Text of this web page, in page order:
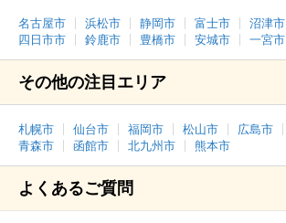
名古屋市 浜松市 静岡市 富士市 沼津市
四日市市
鈴鹿市 豊橋市 安城市 一宮市
その他の注目エリア
札幌市 仙台市 福岡市 松山市 広島市
青森市
函館市 北九州市 熊本市
よくあるご質問